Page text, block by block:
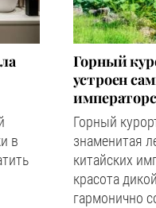
в
Горный
устроен
Горный
знаменитая
китайских
красота
гармонично